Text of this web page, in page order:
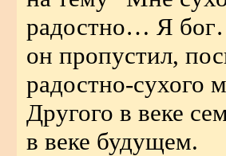
радостно… Я
он пропустил,
радостно-сухого
Другого в веке
в веке будущем.